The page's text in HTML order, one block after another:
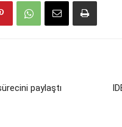
paylaştı